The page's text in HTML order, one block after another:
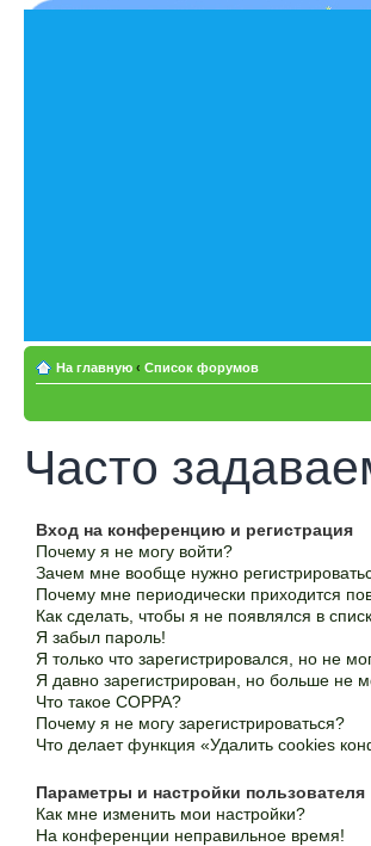
На главную ‹ Список форумов
Часто
Вход на конференцию и регистрация
Почему я не могу войти?
Зачем мне вообще нужно
Почему мне периодически приходится
Как сделать, чтобы я не появлялся в
Я забыл пароль!
Я только что зарегистрировался, но не
Я давно зарегистрирован, но больше не
Что такое COPPA?
Почему я не могу зарегистрироваться?
Что делает функция «Удалить cookies
Параметры и настройки пользователя
Как мне изменить мои настройки?
На конференции неправильное время!